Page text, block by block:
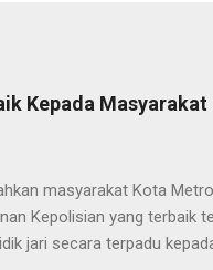
Kepada Masyarakat
masyarakat Kota
Kepolisian yang terbaik
jari secara terpadu